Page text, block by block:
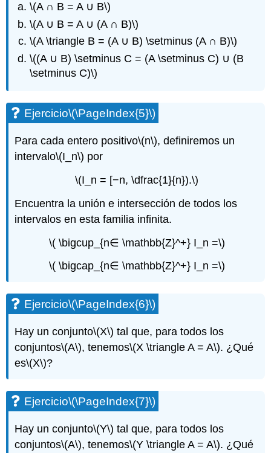
\(A ∩ B = A ∪ B\)
\(A ∪ B = A ∪ (A ∩ B)\)
\(A \triangle B = (A ∪ B) \setminus (A ∩ B)\)
\((A ∪ B) \setminus C = (A \setminus C) ∪ (B
\setminus C)\)
Ejercicio\(\PageIndex{5}\)
Para cada entero positivo\(n\), definiremos un
intervalo\(I_n\) por
\(I_n = [−n, \dfrac{1}{n}).\)
Encuentra la unión e intersección de todos los
intervalos en esta familia infinita.
\( \bigcup_{n∈ \mathbb{Z}^+} I_n =\)
\( \bigcap_{n∈ \mathbb{Z}^+} I_n =\)
Ejercicio\(\PageIndex{6}\)
Hay un conjunto\(X\) tal que, para todos los
conjuntos\(A\), tenemos\(X \triangle A = A\). ¿Qué
es\(X\)?
Ejercicio\(\PageIndex{7}\)
Hay un conjunto\(Y\) tal que, para todos los
conjuntos\(A\), tenemos\(Y \triangle A = A\). ¿Qué